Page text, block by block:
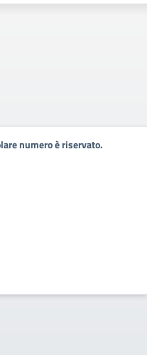
numero è riservato.